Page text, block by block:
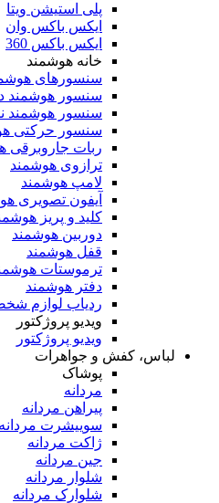
پلی استیشن ویتا
ایکس باکس وان
ایکس باکس 360
خانه هوشمند
سنسورهای
سنسور هوشمند
سنسور هوشمند
سنسور حرکتی
ربات جاروبرقی
ترازوی هوشمند
لامپ هوشمند
آیفون تصویری
کلید و پریز
دوربین هوشمند
قفل هوشمند
ترموستات
دفتر هوشمند
ردیاب لوازم
ویدیو پروژکتور
ویدیو پروژکتور
لباس، کفش و جواهرات
پوشاک
مردانه
پیراهن مردانه
سوییشرت مردانه
ژاکت مردانه
جین مردانه
شلوار مردانه
شلوارک مردانه